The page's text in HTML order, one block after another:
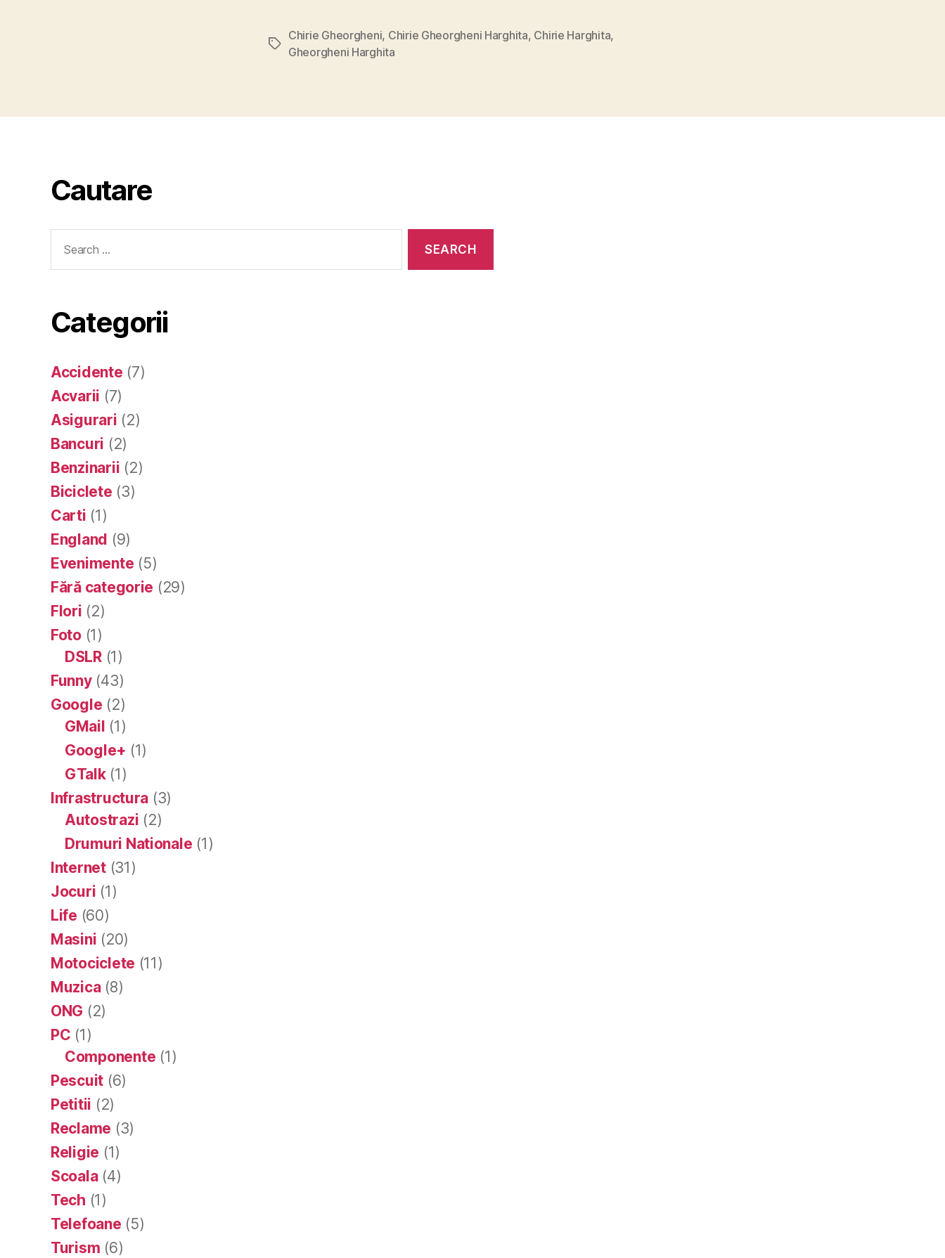
Tags
Chirie Gheorgheni, Chirie Gheorgheni Harghita, Chirie Harghita,
Gheorgheni Harghita
Cautare
for:
Categorii
Accidente (7)
Acvarii (7)
Asigurari (2)
Bancuri (2)
Benzinarii (2)
Biciclete (3)
Carti (1)
England (9)
Evenimente (5)
Fără categorie (29)
Flori (2)
Foto(1)
DSLR(1)
Funny(43)
Google (2)
GMail (1)
Google+ (1)
GTalk(1)
Infrastructura (3)
Autostrazi (2)
Drumuri Nationale (1)
Internet(31)
Jocuri (1)
Life (60)
Masini (20)
Motociclete (11)
Muzica(8)
ONG (2)
PC (1)
Componente (1)
Pescuit (6)
Petitii (2)
Reclame (3)
Religie (1)
Scoala(4)
Tech (1)
Telefoane (5)
Turism (6)